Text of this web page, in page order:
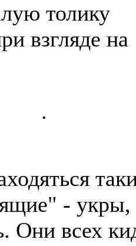
толику
взгляде на
.
- укры,
Они всех